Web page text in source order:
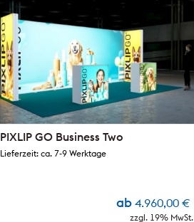
PIXLIP GO Business Two
ab 4.960,00 €
zzgl. 19% MwSt.
Lieferzeit: ca. 7-9 Werktage